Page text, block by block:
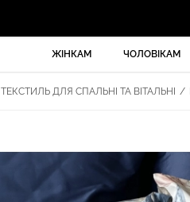
ЖІНКАМ ЧОЛОВІКАМ
ТЕКСТИЛЬ ДЛЯ СПАЛЬНІ ТА ВІТАЛЬНІ /